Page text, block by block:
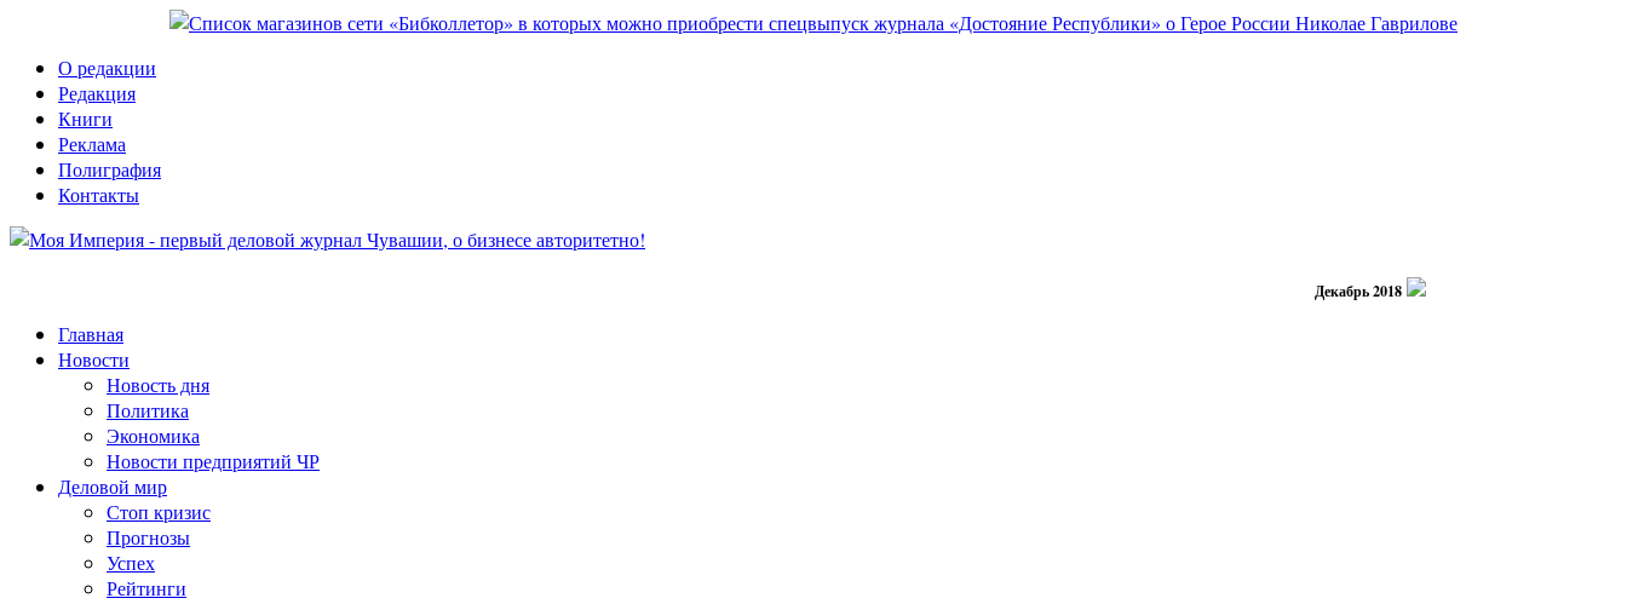
О редакции
Редакция
Книги
Реклама
Полиграфия
Контакты
Декабрь 2018
Главная
Новости
Новость дня
Политика
Экономика
Новости предприятий ЧР
Деловой мир
Стоп кризис
Прогнозы
Успех
Рейтинги